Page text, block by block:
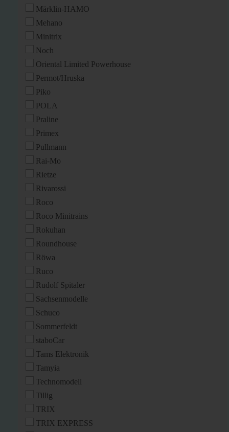
Märklin-HAMO
Mehano
Minitrix
Noch
Oriental Limited Powerhouse
Permot/Hruska
Piko
POLA
Praline
Primex
Pullmann
Rai-Mo
Rietze
Rivarossi
Roco
Roco Minitrains
Rokuhan
Roundhouse
Röwa
Ruco
Rudolf Spitaler
Sachsenmodelle
Schuco
Sommerfeldt
staboCar
Tams Elektronik
Tamyia
Technomodell
Tillig
TRIX
TRIX EXPRESS